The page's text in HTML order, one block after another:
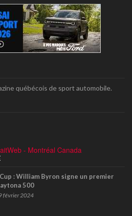
québécois de sport automobile.
Cup : William Byron signe un premier
500
février 2024